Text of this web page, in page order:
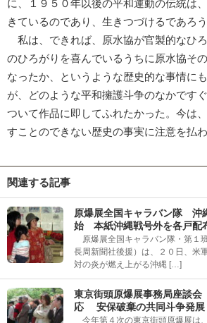
に、１９５０年以後の平和運動の伝統は
きているのであり、生きつづけるであろう
私は、できれば、原水協が官製的なひ
のひろがりを喜んでいるうちに原水協そ
なったか、というような歴史的な事情に
が、どのような平和擁護斗争のなかです
ついて作品に即してふれたかった。今は
すことのできない歴史の事実に注意を払
関連する記事
原爆展全国キャラバン隊 沖
始 本紙沖縄戦号外を各戸配
原爆展全国キャラバン隊・第１
長周新聞社後援）は、２０日、米
対の炎が燃え上がる沖縄 […]
東京街頭原爆展事務局座談
応 安保破棄の共同斗争発展
今年第４次の東京街頭原爆展は